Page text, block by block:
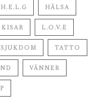
H.E.L.G HÄLSA
KISAR L.O.V.E
SJUKDOM TATTO
VÄNNER